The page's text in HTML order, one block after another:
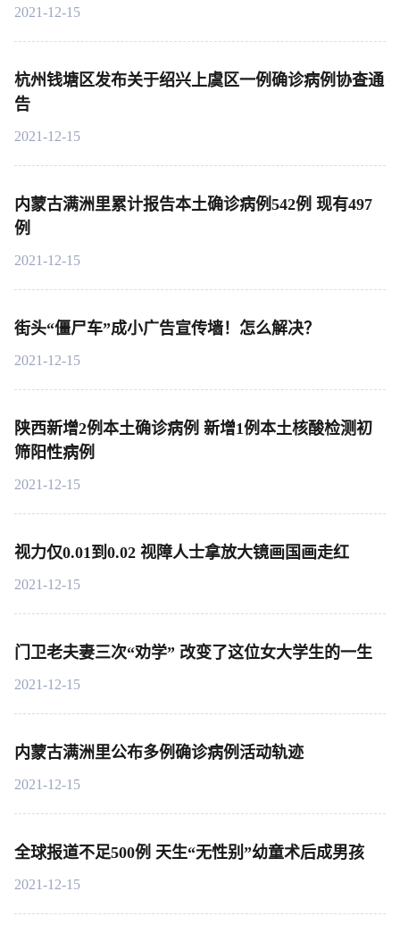
2021-12-15
杭州钱塘区发布关于绍兴上虞区一例确诊病例协查通
告
2021-12-15
内蒙古满洲里累计报告本土确诊病例542例 现有497
例
2021-12-15
街头“僵尸车”成小广告宣传墙！怎么解决？
2021-12-15
陕西新增2例本土确诊病例 新增1例本土核酸检测初
筛阳性病例
2021-12-15
视力仅0.01到0.02 视障人士拿放大镜画国画走红
2021-12-15
门卫老夫妻三次“劝学” 改变了这位女大学生的一生
2021-12-15
内蒙古满洲里公布多例确诊病例活动轨迹
2021-12-15
全球报道不足500例 天生“无性别”幼童术后成男孩
2021-12-15